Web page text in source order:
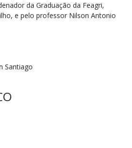
da Graduação da Feagri,
e pelo professor Nilson Antonio
Santiago